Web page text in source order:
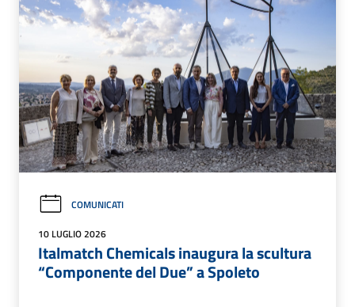
COMUNICATI
10 LUGLIO 2026
Italmatch Chemicals inaugura la scultura
“Componente del Due” a Spoleto